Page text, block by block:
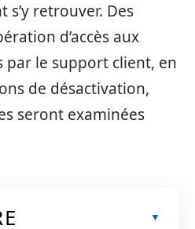
retrouver. Des
d’accès aux
par le support client, en
de désactivation,
seront examinées